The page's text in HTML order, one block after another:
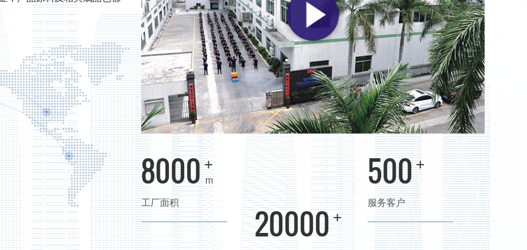
8000 m
+
工厂面积
20000+
500+
服务客户